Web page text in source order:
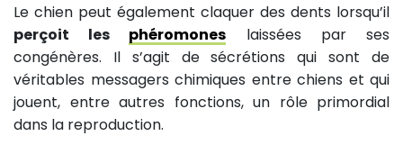
Le chien peut également claquer des dents lorsqu’il
perçoit les phéromones laissées par ses
congénères. Il s’agit de sécrétions qui sont de
véritables messagers chimiques entre chiens et qui
jouent, entre autres fonctions, un rôle primordial
dans la reproduction.